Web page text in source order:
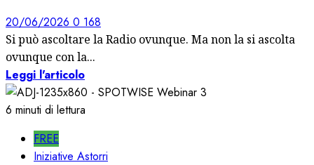
20/06/2026 0 168
Si può ascoltare la Radio ovunque. Ma non la si ascolta
ovunque con la...
Leggi l'articolo
6 minuti di lettura
FREE
Iniziative Astorri